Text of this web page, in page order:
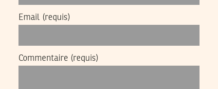
Email (requis)
Commentaire (requis)